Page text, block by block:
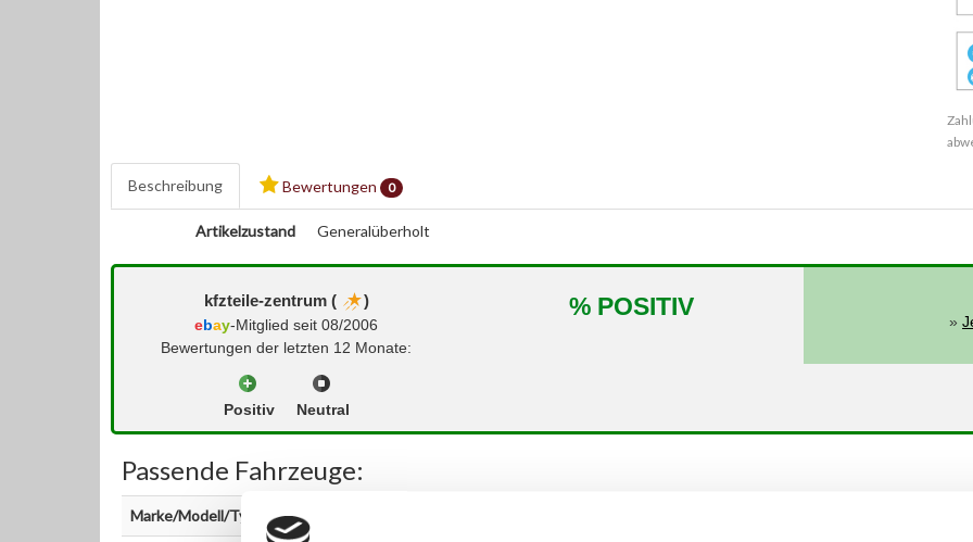
Beschreibung Bewertungen 0
Artikelzustand Generalüberholt
kfzteile-zentrum ( )
ebay-Mitglied seit 08/2006
Bewertungen der letzten 12 Monate:
Positiv Neutral
% POSITIV
»
Passende Fahrzeuge:
Marke/Modell/Typ